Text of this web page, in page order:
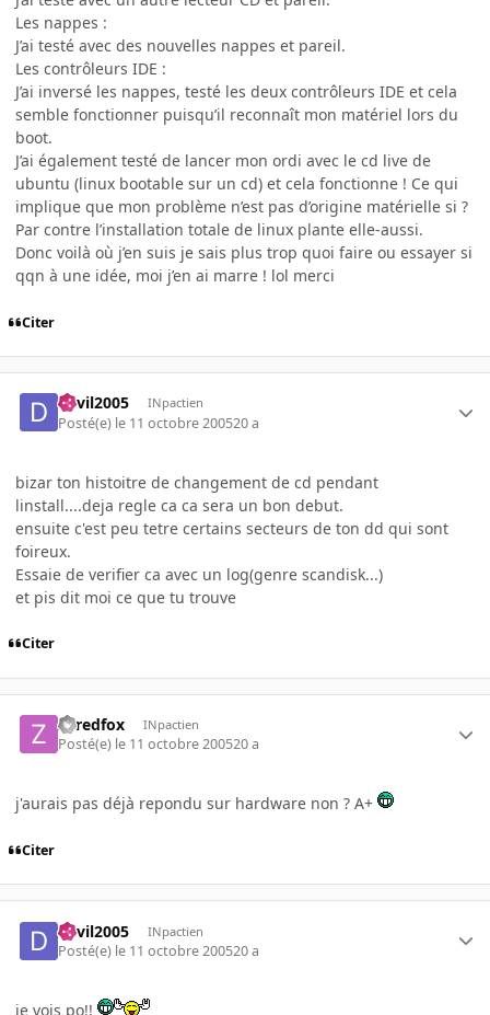
Les nappes :
J’ai testé avec des nouvelles nappes et pareil.
Les contrôleurs IDE :
J’ai inversé les nappes, testé les deux contrôleurs IDE et cela
semble fonctionner puisqu’il reconnaît mon matériel lors du
boot.
J’ai également testé de lancer mon ordi avec le cd live de
ubuntu (linux bootable sur un cd) et cela fonctionne ! Ce qui
implique que mon problème n’est pas d’origine matérielle si ?
Par contre l’installation totale de linux plante elle-aussi.
Donc voilà où j’en suis je sais plus trop quoi faire ou essayer si
qqn à une idée, moi j’en ai marre ! lol merci
Citer
devil2005 INpactien
Posté(e) le 11 octobre 200520 a
bizar ton histoitre de changement de cd pendant
linstall....deja regle ca ca sera un bon debut.
ensuite c'est peu tetre certains secteurs de ton dd qui sont
foireux.
Essaie de verifier ca avec un log(genre scandisk...)
et pis dit moi ce que tu trouve
Citer
Zeredfox INpactien
Posté(e) le 11 octobre 200520 a
j'aurais pas déjà repondu sur hardware non ? A+
Citer
devil2005 INpactien
Posté(e) le 11 octobre 200520 a
je vois po!!